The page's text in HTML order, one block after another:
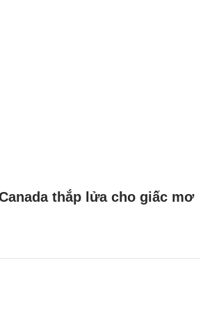
thắp lửa cho giấc mơ